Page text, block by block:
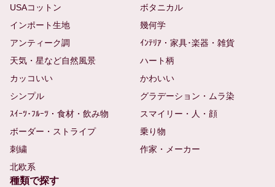
USAコットン
ボタニカル
インポート生地
幾何学
アンティーク調
ｲﾝﾃﾘｱ・家具･楽器・雑貨
天気・星など自然風景
ハート柄
カッコいい
かわいい
シンプル
グラデーション・ムラ染
ｽｲｰﾂ･ﾌﾙｰﾂ・食材・飲み物
スマイリー・人・顔
ボーダー・ストライプ
乗り物
刺繍
作家・メーカー
北欧系
種類で探す